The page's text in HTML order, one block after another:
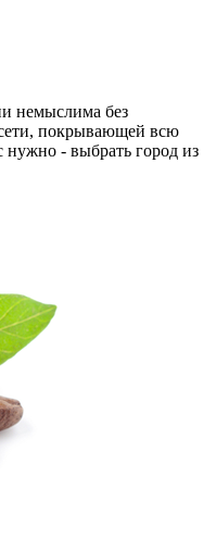
немыслима без
покрывающей всю
нужно - выбрать город из